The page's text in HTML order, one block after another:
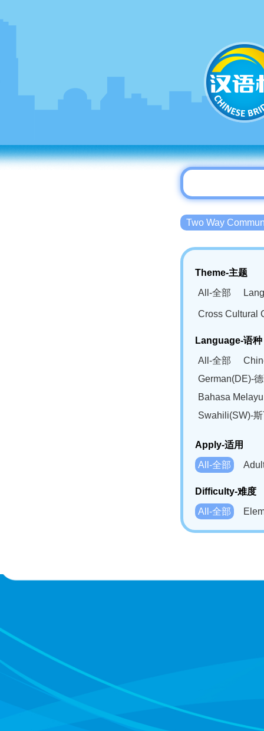
Two Way
Theme-主题
All-全部
Cross Cultural
Language-语种
All-全部
German(DE)-
Bahasa
Swahili(SW)-
Apply-适用
All-全部
Difficulty-难度
All-全部